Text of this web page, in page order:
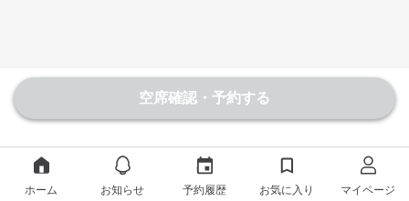
空席確認・予約する
ホーム お知らせ 予約履歴 お気に入り マイページ